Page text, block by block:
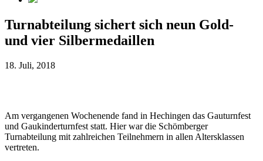
Turnabteilung sichert sich neun Gold-
und vier Silbermedaillen
18. Juli, 2018
Am vergangenen Wochenende fand in Hechingen das Gauturnfest
und Gaukinderturnfest statt. Hier war die Schömberger
Turnabteilung mit zahlreichen Teilnehmern in allen Altersklassen
vertreten.